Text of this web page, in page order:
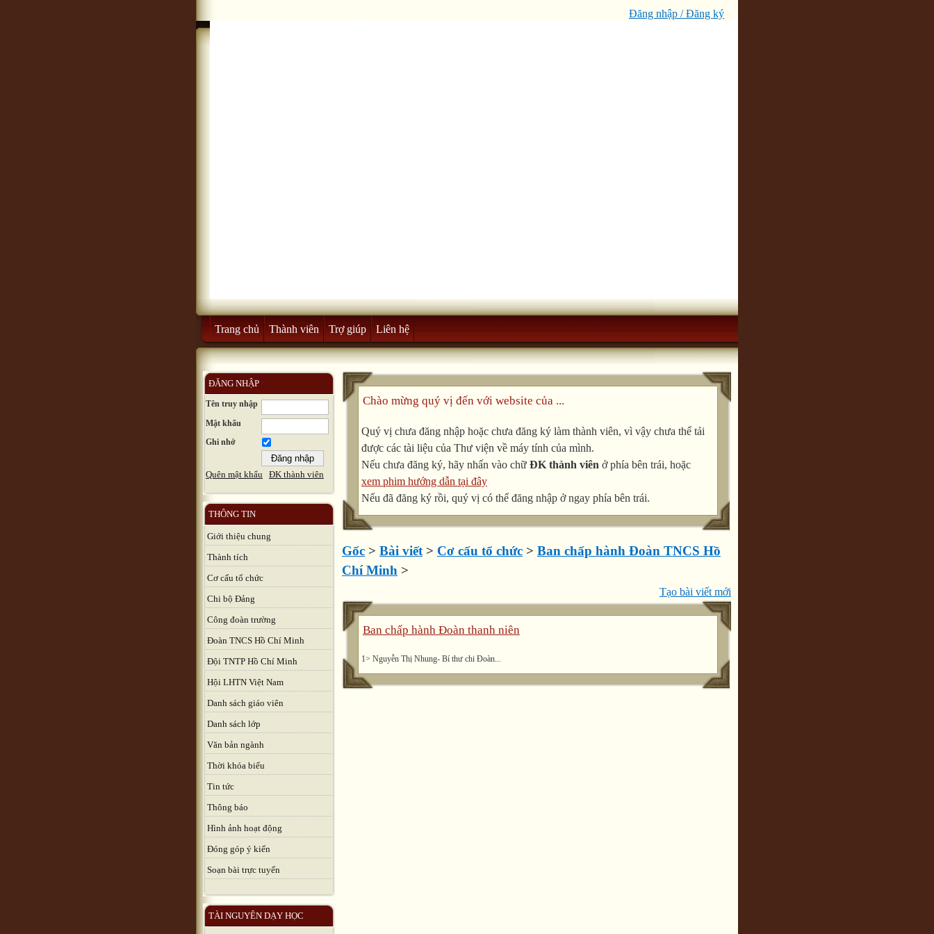
Đăng nhập / Đăng ký
Trang chủ Thành viên Trợ giúp Liên hệ
ĐĂNG NHẬP
Tên truy nhập
Mật khẩu
Ghi nhớ
Quên mật khẩu ĐK thành viên
THÔNG TIN
Giới thiệu chung
Thành tích
Cơ cấu tổ chức
Chi bộ Đảng
Công đoàn trường
Đoàn TNCS Hồ Chí Minh
Đội TNTP Hồ Chí Minh
Hội LHTN Việt Nam
Danh sách giáo viên
Danh sách lớp
Văn bản ngành
Thời khóa biểu
Tin tức
Thông báo
Hình ảnh hoạt động
Đóng góp ý kiến
Soạn bài trực tuyến
TÀI NGUYÊN DẠY HỌC
Chào mừng quý vị đến với website của ...
Quý vị chưa đăng nhập hoặc chưa đăng ký làm thành viên, vì vậy chưa thể tải
được các tài liệu của Thư viện về máy tính của mình.
Nếu chưa đăng ký, hãy nhấn vào chữ ĐK thành viên ở phía bên trái, hoặc
xem phim hướng dẫn tại đây
Nếu đã đăng ký rồi, quý vị có thể đăng nhập ở ngay phía bên trái.
Gốc > Bài viết > Cơ cấu tổ chức > Ban chấp hành Đoàn TNCS Hồ
Chí Minh >
Tạo bài viết mới
Ban chấp hành Đoàn thanh niên
1> Nguyễn Thị Nhung- Bí thư chi Đoàn...